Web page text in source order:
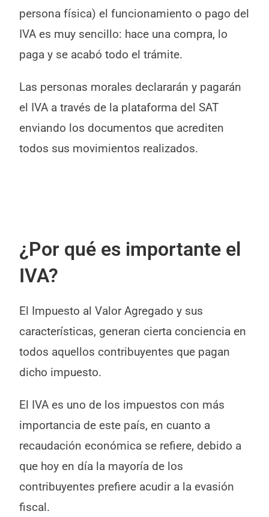
persona física) el funcionamiento o pago del
IVA es muy sencillo: hace una compra, lo
paga y se acabó todo el trámite.
Las personas morales declararán y pagarán
el IVA a través de la plataforma del SAT
enviando los documentos que acrediten
todos sus movimientos realizados.
¿Por qué es importante el
IVA?
El Impuesto al Valor Agregado y sus
características, generan cierta conciencia en
todos aquellos contribuyentes que pagan
dicho impuesto.
El IVA es uno de los impuestos con más
importancia de este país, en cuanto a
recaudación económica se refiere, debido a
que hoy en día la mayoría de los
contribuyentes prefiere acudir a la evasión
fiscal.